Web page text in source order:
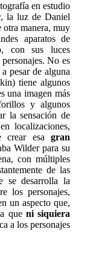
en estudio
, la luz de Daniel
otra manera, muy
aparatos de
con sus luces
No es
pesar de alguna
tiene algunos
una imagen más
y algunos
la sensación de
localizaciones,
crear esa gran
Wilder para su
con múltiples
de las
se desarrolla la
los personajes,
un aspecto que,
que ni siquiera
a los personajes